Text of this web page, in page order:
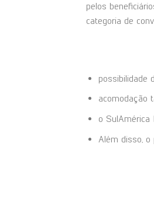
pelos
categoria de
possibilidade
acomodação
o SulAmérica
Além disso,